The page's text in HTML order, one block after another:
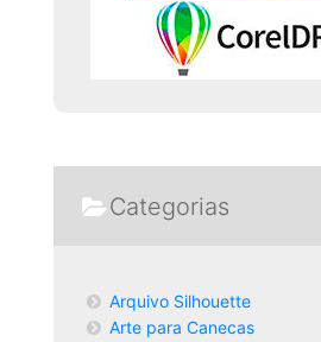
Categorias
Arquivo Silhouette
Arte para Canecas